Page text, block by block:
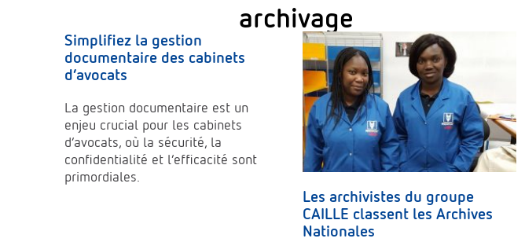
archivage
Simplifiez la gestion
documentaire des cabinets
d’avocats
La gestion documentaire est un
enjeu crucial pour les cabinets
d’avocats, où la sécurité, la
confidentialité et l’efficacité sont
primordiales.
Les archivistes du groupe
CAILLE classent les Archives
Nationales